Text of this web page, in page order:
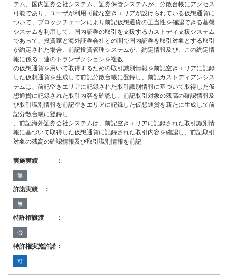
テム、国内証券会社システム、証券保管システムが、分散台帳にアクセス
可能であり、ユーザが利用可能な空きエリアが設けられている仮想通貨に
ついて、ブロックチェーンにより前記仮想通貨の正当性を確認できる基盤
システムを利用して、国内証券の取引を支援するカストディ支援システム
であって、投資家と海外証券会社との間で国内証券を取引対象とする取引
が約定された場合、前記投資管理システムが、約定情報及び、この約定情
報に係る一連のトランザクションを複数
の仮想通貨を用いて取得するための取引識別情報を前記空きエリアに記録
した仮想通貨を生成して前記分散台帳に登録し、前記カストディアンシス
テムは、前記空きエリアに記録された取引識別情報に基づいて取得した仮
想通貨に記録された取引内容を確認し、前記取引対象の残高の確認情報及
び取引識別情報を前記空きエリアに記録した仮想通貨を新たに生成して前
記分散台帳に登録し
、前記海外証券会社システムは、前記空きエリアに記録された取引識別情
報に基づいて取得した仮想通貨に記録された取引内容を確認し、前記取引
対象の残高の確認情報及び取引識別情報を前記
実施実績 ：
無
許諾実績 ：
無
特許権譲渡 ：
否
特許権実施許諾：
可